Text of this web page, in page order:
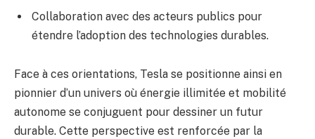
Collaboration avec des acteurs publics pour
étendre l’adoption des technologies durables.
Face à ces orientations, Tesla se positionne ainsi en
pionnier d’un univers où énergie illimitée et mobilité
autonome se conjuguent pour dessiner un futur
durable. Cette perspective est renforcée par la